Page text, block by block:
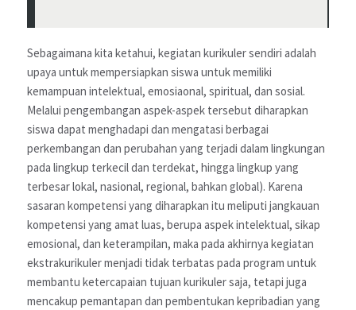
Sebagaimana kita ketahui, kegiatan kurikuler sendiri adalah
upaya untuk mempersiapkan siswa untuk memiliki
kemampuan intelektual, emosiaonal, spiritual, dan sosial.
Melalui pengembangan aspek-aspek tersebut diharapkan
siswa dapat menghadapi dan mengatasi berbagai
perkembangan dan perubahan yang terjadi dalam lingkungan
pada lingkup terkecil dan terdekat, hingga lingkup yang
terbesar lokal, nasional, regional, bahkan global). Karena
sasaran kompetensi yang diharapkan itu meliputi jangkauan
kompetensi yang amat luas, berupa aspek intelektual, sikap
emosional, dan keterampilan, maka pada akhirnya kegiatan
ekstrakurikuler menjadi tidak terbatas pada program untuk
membantu ketercapaian tujuan kurikuler saja, tetapi juga
mencakup pemantapan dan pembentukan kepribadian yang